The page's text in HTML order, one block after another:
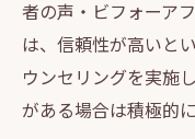
者の声・ビフォーア
は、信頼性が高いと
ウンセリングを実施
がある場合は積極的